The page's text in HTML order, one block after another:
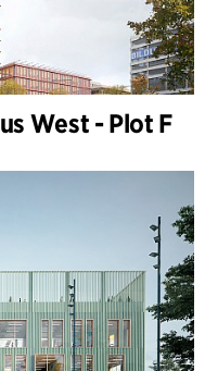
West - Plot F